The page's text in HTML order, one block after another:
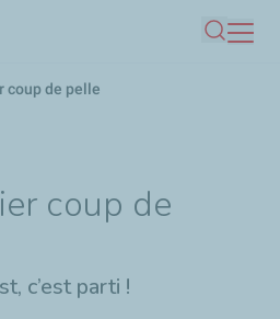
contenu
coup de pelle
coup de
c’est parti !